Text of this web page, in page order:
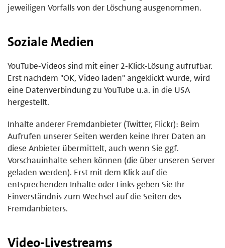
jeweiligen Vorfalls von der Löschung ausgenommen.
Soziale Medien
YouTube-Videos sind mit einer 2-Klick-Lösung aufrufbar.
Erst nachdem "OK, Video laden" angeklickt wurde, wird
eine Datenverbindung zu YouTube u.a. in die USA
hergestellt.
Inhalte anderer Fremdanbieter (Twitter, Flickr): Beim
Aufrufen unserer Seiten werden keine Ihrer Daten an
diese Anbieter übermittelt, auch wenn Sie ggf.
Vorschauinhalte sehen können (die über unseren Server
geladen werden). Erst mit dem Klick auf die
entsprechenden Inhalte oder Links geben Sie Ihr
Einverständnis zum Wechsel auf die Seiten des
Fremdanbieters.
Video-Livestreams